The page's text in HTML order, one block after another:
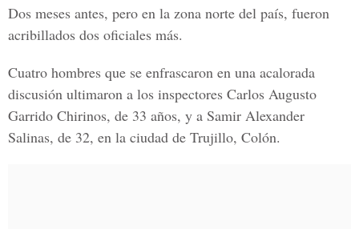
Dos meses antes, pero en la zona norte del país, fueron
acribillados dos oficiales más.
Cuatro hombres que se enfrascaron en una acalorada
discusión ultimaron a los inspectores Carlos Augusto
Garrido Chirinos, de 33 años, y a Samir Alexander
Salinas, de 32, en la ciudad de Trujillo, Colón.